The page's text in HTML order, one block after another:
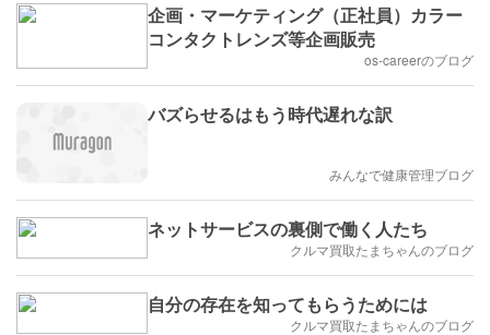
企画・マーケティング（正社員）カラー
コンタクトレンズ等企画販売
os-careerのブログ
バズらせるはもう時代遅れな訳
みんなで健康管理ブログ
ネットサービスの裏側で働く人たち
クルマ買取たまちゃんのブログ
自分の存在を知ってもらうためには
クルマ買取たまちゃんのブログ